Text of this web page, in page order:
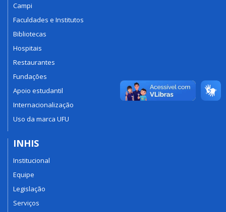
Campi
Faculdades e Institutos
Bibliotecas
Hospitais
Restaurantes
Fundações
Apoio estudantil
Internacionalização
Uso da marca UFU
INHIS
Institucional
Equipe
Legislação
Serviços